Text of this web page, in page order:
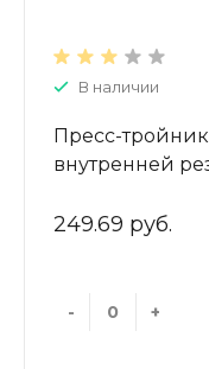
В наличии
Пресс-
внутренней
249.69 руб.
-
+